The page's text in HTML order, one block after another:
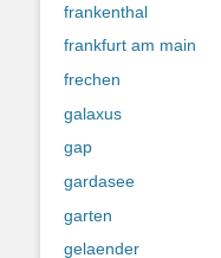
frankenthal
frankfurt am main
frechen
galaxus
gap
gardasee
garten
gelaender